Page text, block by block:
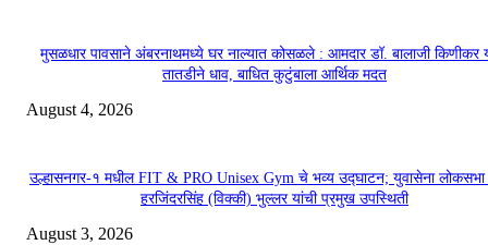
मुसळधार पावसाने अंबरनाथमध्ये घर नाल्यात कोसळले : आमदार डॉ. बालाजी किणीकर
तातडीने धाव, बाधित कुटुंबाला आर्थिक मदत
August 4, 2026
उल्हासनगर-१ मधील FIT & PRO Unisex Gym चे भव्य उद्घाटन; युवासेना लोकसभा
हरजिंदरसिंह (विक्की) भुल्लर यांची प्रमुख उपस्थिती
August 3, 2026